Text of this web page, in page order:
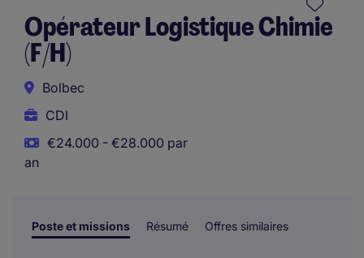
Opérateur Logistique Chimie
(F/H)
Bolbec
CDI
€24.000 - €28.000 par
an
Poste et missions Résumé Offres similaires